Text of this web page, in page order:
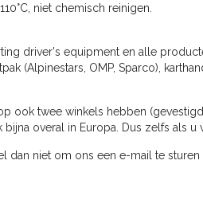
niet chemisch reinigen.
driver's equipment en alle
(Alpinestars, OMP, Sparco),
ook twee winkels hebben
overal in Europa. Dus zelfs als u
dan niet om ons een e-mail te